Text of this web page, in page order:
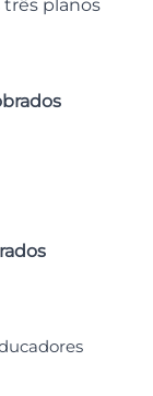
três planos